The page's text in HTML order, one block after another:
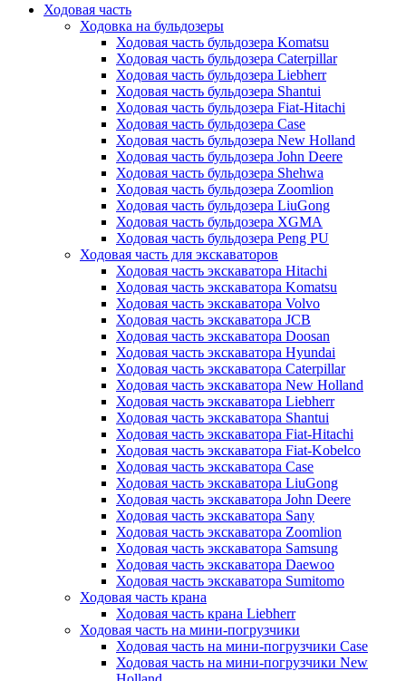
Ходовая часть
Ходовка на бульдозеры
Ходовая часть бульдозера Komatsu
Ходовая часть бульдозера Caterpillar
Ходовая часть бульдозера Liebherr
Ходовая часть бульдозера Shantui
Ходовая часть бульдозера Fiat-Hitachi
Ходовая часть бульдозера Case
Ходовая часть бульдозера New Holland
Ходовая часть бульдозера John Deere
Ходовая часть бульдозера Shehwa
Ходовая часть бульдозера Zoomlion
Ходовая часть бульдозера LiuGong
Ходовая часть бульдозера XGMA
Ходовая часть бульдозера Peng PU
Ходовая часть для экскаваторов
Ходовая часть экскаватора Hitachi
Ходовая часть экскаватора Komatsu
Ходовая часть экскаватора Volvo
Ходовая часть экскаватора JCB
Ходовая часть экскаватора Doosan
Ходовая часть экскаватора Hyundai
Ходовая часть экскаватора Caterpillar
Ходовая часть экскаватора New Holland
Ходовая часть экскаватора Liebherr
Ходовая часть экскаватора Shantui
Ходовая часть экскаватора Fiat-Hitachi
Ходовая часть экскаватора Fiat-Kobelco
Ходовая часть экскаватора Case
Ходовая часть экскаватора LiuGong
Ходовая часть экскаватора John Deere
Ходовая часть экскаватора Sany
Ходовая часть экскаватора Zoomlion
Ходовая часть экскаватора Samsung
Ходовая часть экскаватора Daewoo
Ходовая часть экскаватора Sumitomo
Ходовая часть крана
Ходовая часть крана Liebherr
Ходовая часть на мини-погрузчики
Ходовая часть на мини-погрузчики Case
Ходовая часть на мини-погрузчики New